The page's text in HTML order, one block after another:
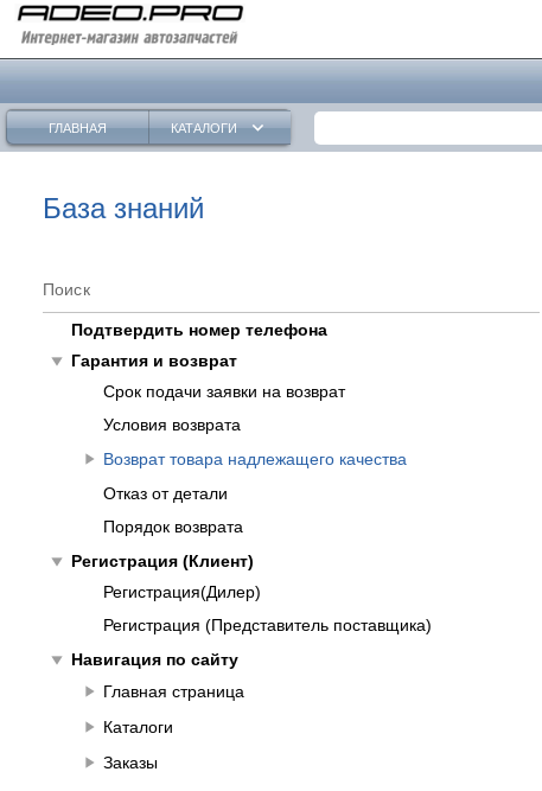
ГЛАВНАЯ КАТАЛОГИ keyboard_arrow_down
База знаний
Поиск
Подтвердить номер телефона
play_arrow Гарантия и возврат
Срок подачи заявки на возврат
Условия возврата
play_arrow Возврат товара надлежащего качества
Отказ от детали
Порядок возврата
play_arrow Регистрация (Клиент)
Регистрация(Дилер)
Регистрация (Представитель поставщика)
play_arrow Навигация по сайту
play_arrow Главная страница
play_arrow Каталоги
play_arrow Заказы